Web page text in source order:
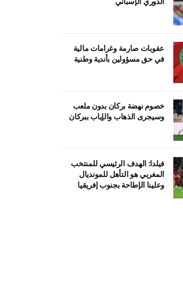
عقوبات صارمة وغرامات مالية
في حق مسؤولين بأندية وطنية
خصوم نهضة بركان بدون ملعب
وسيجرى الذهاب والإياب ببركان
فيلدا: الهدف الرئيسي للمنتخب
المغربي هو التأهل للمونديال
وعلينا الإطاحة بجنوب إفريقيا